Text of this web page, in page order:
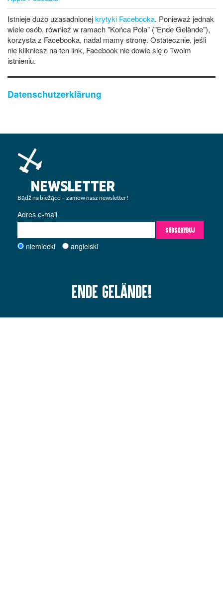
Istnieje dużo uzasadnionejkrytyki Facebooka. Ponieważ jednak
wiele osób, również w ramach "Końca Pola" ("Ende Gelände"),
korzysta z Facebooka, nadal mamy stronę. Ostatecznie, jeśli
nie klikniesz na ten link, Facebook nie dowie się o Twoim
istnieniu.
Datenschutzerklärung
NEWSLETTER
Bądź na bieżąco – zamów nasz newsletter!
Adres e-mail
SUBSKRYBUJ
niemiecki angielski
Ende Gelände!